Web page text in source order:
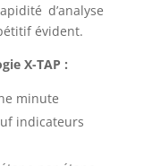
d’analyse
évident.
X-TAP :
minute
indicateurs